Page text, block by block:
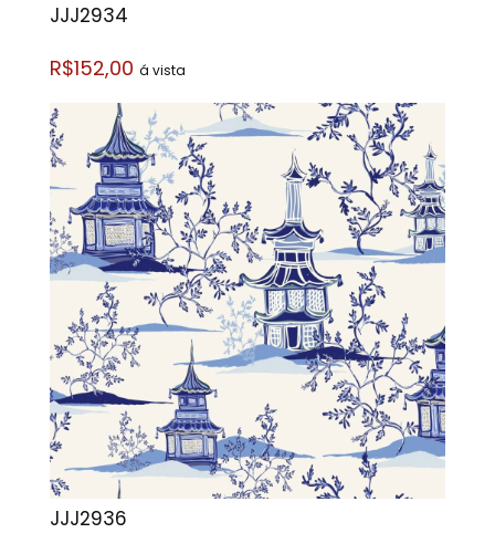
JJJ2934
R$152,00 á vista
JJJ2936